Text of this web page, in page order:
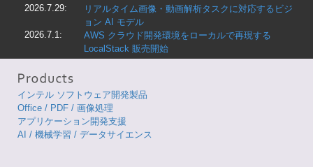
2026.7.29:
リアルタイム画像・動画解析タスクに対応するビジ
ョン AI モデル
2026.7.1:
AWS クラウド開発環境をローカルで再現する
LocalStack 販売開始
インテル ソフトウェア開発製品
Office / PDF / 画像処理
アプリケーション開発支援
AI / 機械学習 / データサイエンス